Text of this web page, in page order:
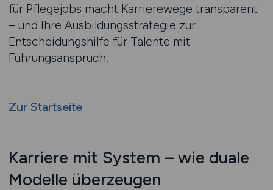
für Pflegejobs macht Karrierewege transparent
– und Ihre Ausbildungsstrategie zur
Entscheidungshilfe für Talente mit
Führungsanspruch.
Zur Startseite
Karriere mit System – wie duale
Modelle überzeugen